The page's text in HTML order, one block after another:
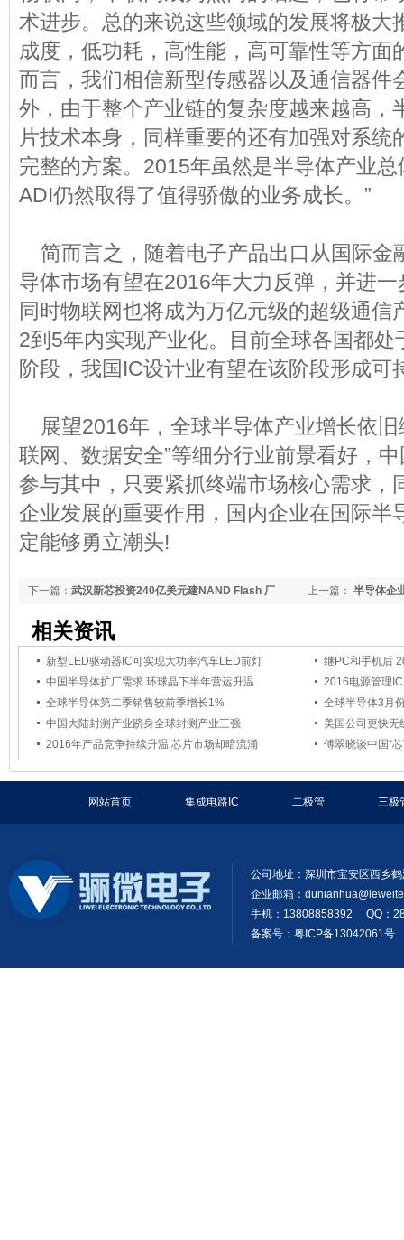
术进步。总的来说这些领域的发展将极大
成度，低功耗，高性能，高可靠性等方面
而言，我们相信新型传感器以及通信器件
外，由于整个产业链的复杂度越来越高，
片技术本身，同样重要的还有加强对系统
完整的方案。2015年虽然是半导体产业
ADI仍然取得了值得骄傲的业务成长。”
简而言之，随着电子产品出口从国际金
导体市场有望在2016年大力反弹，并进
同时物联网也将成为万亿元级的超级通信
2到5年内实现产业化。目前全球各国都
阶段，我国IC设计业有望在该阶段形成可
展望2016年，全球半导体产业增长依旧
联网、数据安全”等细分行业前景看好，
参与其中，只要紧抓终端市场核心需求，
企业发展的重要作用，国内企业在国际半
定能够勇立潮头!
上一篇： 半导体企
下一篇： 武汉新芯投资240亿美元建NAND Flash 厂
相关资讯
新型LED驱动器IC可实现大功率汽车LED前灯
继PC和手机后
中国半导体扩厂需求 环球晶下半年营运升温
2016电源管理
全球半导体第二季销售较前季增长1%
全球半导体3月
中国大陆封测产业跻身全球封测产业三强
美国公司更快无
2016年产品竞争持续升温 芯片市场却暗流涌
傅翠晓谈中国“
网站首页 集成电路IC 二极管 三极
公司地址：深圳市宝安区西乡
企业邮箱：
手机：13808858392 QQ：
备案号：粤ICP备13042061号